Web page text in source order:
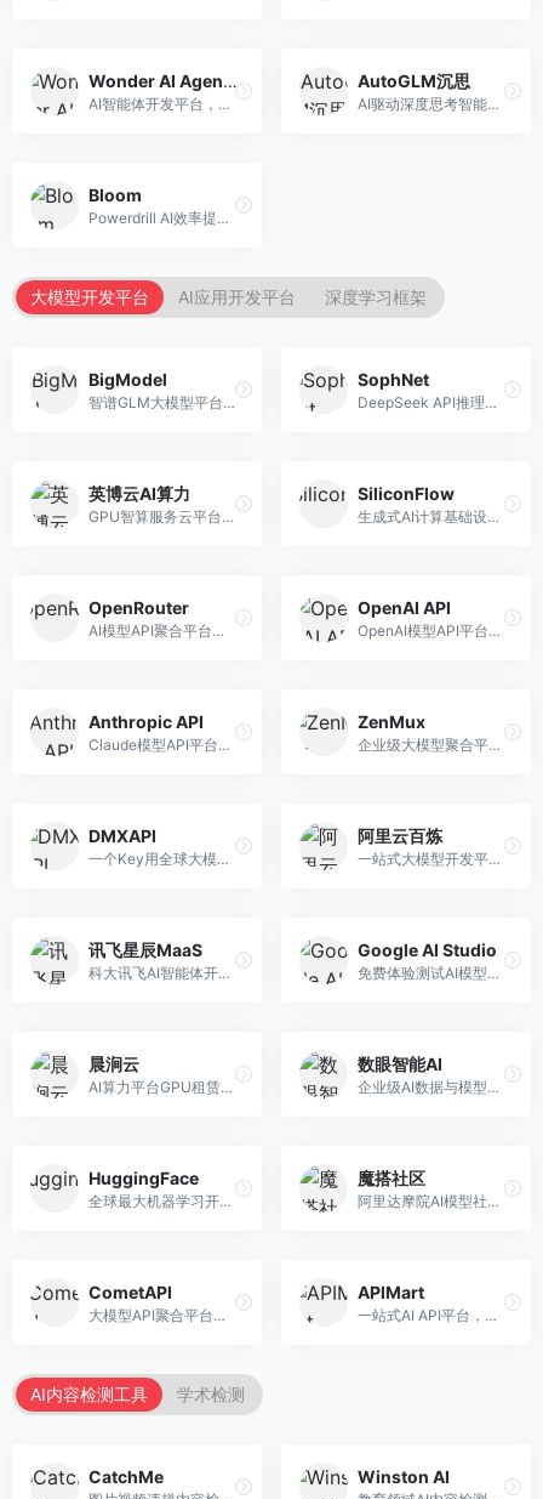
Wonder AI Agents
AI智能体开发平台，专注于低代码智能体创建。面向开发者，提供可视化开发、模板库、部署服务等功能，开发门槛低。
AutoGLM沉思
AI驱动深度思考智能体，专注于复杂推理任务。面向高级用户，提供深度分析、逻辑推理、决策支持等服务，推理能力强。
Bloom
Powerdrill AI效率提升平台，专注于企业智能化。面向企业用户，提供智能体创建、流程自动化、数据分析等服务，企业效率提升显著。
大模型开发平台 AI应用开发平台 深度学习框架
BigModel
智谱GLM大模型平台，提供API调用与模型服务。面向开发者和企业用户，提供GLM系列模型API、微调服务、应用开发工具等，开源生态完善。
SophNet
DeepSeek API推理平台，专注于DeepSeek模型服务。面向开发者，提供DeepSeek模型API、高性能推理、低成本服务，推理效率高。
英博云AI算力
GPU智算服务云平台，专注于AI算力租赁。面向AI研究者和企业，提供GPU租赁、模型训练、推理服务等，算力资源丰富。
SiliconFlow
生成式AI计算基础设施平台，专注于模型推理服务。面向开发者和企业，提供多模型API、高性能推理、成本优化等服务，推理性价比高。
OpenRouter
AI模型API聚合平台，整合多种主流大模型。面向开发者，提供统一API接口、模型对比、成本优化等服务，模型选择灵活。
OpenAI API
OpenAI模型API平台，提供GPT系列模型服务。面向开发者，提供模型API、微调服务、Assistants API等，是AI开发领域的基础设施。
Anthropic API
Claude模型API平台，专注于安全可靠的AI服务。面向开发者，提供Claude系列模型API、安全特性、企业级服务等，API质量高。
ZenMux
企业级大模型聚合平台，专注于企业AI服务。面向企业用户，提供多模型管理、安全合规、成本优化等服务，企业级功能完善。
DMXAPI
一个Key用全球大模型的聚合平台。面向开发者，提供多模型统一API、简化接入、成本控制等服务，接入便捷。
阿里云百炼
一站式大模型开发平台，深度整合阿里云服务。面向企业开发者和AI团队，提供模型训练、微调、部署、应用开发等全流程服务，企业级功能完善。
讯飞星辰MaaS
科大讯飞AI智能体开发平台，专注于企业级模型服务。面向企业用户，提供模型调用、智能体创建、行业解决方案等服务，中文能力突出。
Google AI Studio
免费体验测试AI模型的平台，深度整合Google生态。面向开发者和研究者，提供Gemini模型体验、API密钥管理、提示词测试等服务，免费使用。
晨涧云
AI算力平台GPU租赁服务，专注于弹性算力。面向开发者和研究者，提供GPU租赁、弹性调度、成本优化等服务，算力灵活。
数眼智能AI
企业级AI数据与模型服务平台，专注于数据驱动AI。面向企业用户，提供数据管理、模型训练、部署服务等，数据治理能力强。
HuggingFace
全球最大机器学习开源社区，整合模型库与开发工具。面向AI研究者和开发者，提供开源模型、数据集、开发工具等资源，开源生态最完善。
魔搭社区
阿里达摩院AI模型社区，专注于中文AI生态。面向中文开发者，提供开源模型、数据集、开发工具等资源，中文模型丰富。
CometAPI
大模型API聚合平台，整合多种AI模型服务。面向开发者，提供统一接口、模型切换、监控分析等服务，API管理便捷。
APIMart
一站式AI API平台，整合多种AI服务。面向开发者，提供模型API、图像处理、语音识别等服务，API种类丰富。
AI内容检测工具 学术检测
CatchMe Winston AI